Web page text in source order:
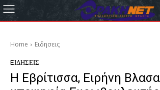
Home Eιδησεις
EΙΔΗΣΕΙΣ
Η Εβρίτισσα, Ειρήνη